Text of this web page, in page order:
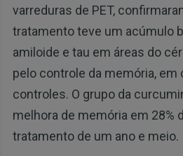
varreduras de PET,
tratamento teve um acúmulo
amiloide e tau em áreas do
pelo controle da memória,
controles. O grupo da
melhora de memória em 28%
tratamento de um ano e meio.